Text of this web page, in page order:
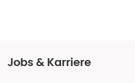
Jobs & Karriere